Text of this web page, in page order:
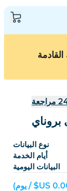
مراجعة
نوع البيانات
أيام الخدمة
البيانات اليومية